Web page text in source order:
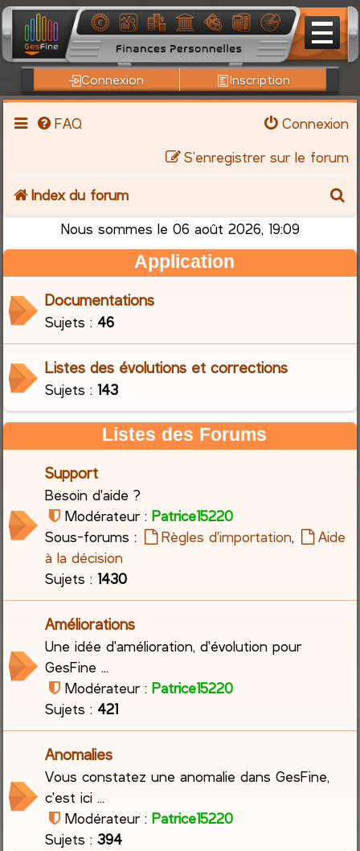
Connexion Inscription
FAQ
Connexion
S’enregistrer sur le forum
Index du forum
h
Nous sommes le 06 août 2026, 19:09
Application
Documentations
Sujets : 46
Listes des évolutions et corrections
Sujets :143
Listes des Forums
Support
Besoin d'aide ?
Modérateur : Patrice15220
Sous-forums :
Règles d'importation,
Aide
à la décision
Sujets :1430
Améliorations
Une idée d'amélioration, d'évolution pour
GesFine ...
Modérateur : Patrice15220
Sujets : 421
Anomalies
Vous constatez une anomalie dans GesFine,
c'est ici ...
Modérateur : Patrice15220
Sujets :394